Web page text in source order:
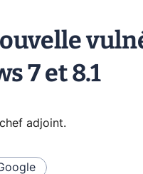
7 et 8.1
adjoint.